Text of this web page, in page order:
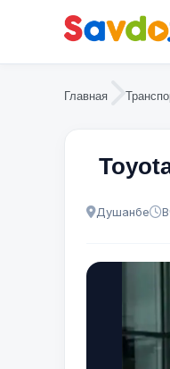
Главная
Душанбе